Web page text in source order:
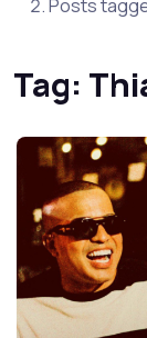
Posts
Tag: